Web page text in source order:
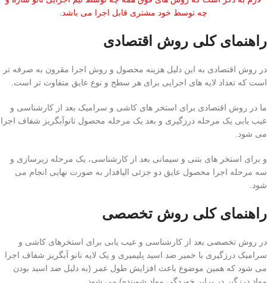
چه توسط خود مشتری قابل اجرا می باشد.
راهنمای کلی روش اقتصادی
در روش اقتصادی به این دلیل هزینه محصول و روش اجرا مقرون به صرفه تر
است که تعداد لایه های اجرایی برای هر سطح و نوع عایق متفاوت تر است.
ما در روش اقتصادی برای استخر های کاشی و سرامیک بعد از کارشناسی و
عیب یابی یک مرحله درزگیری و بعد یک مرحله محصول نانوآبگریز شفاف اجرا
می شود.
و برای استخر های بتنی و سیمانی بعد از کارشناسی، یک مرحله زیرسازی و
سه مرحله اجرا محصول عایق دو جزئی الیافدار به صورت نهایی انجام می
شود.
راهنمای کلی روش تخصصی
در روش تخصصی بعد از کارشناسی و عیب یابی برای استخرهای کاشی و
سرامیک درزگیری با خمیر ضد اسید پلیمیری و یک لایه نانو آبگریز شفاف اجرا
می شود که همین موضوع باعث افزایش طول عمر (به دلیل ضد اسید بودن